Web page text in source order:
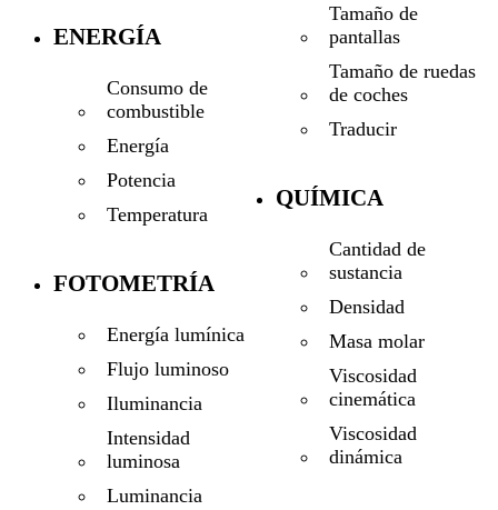
ENERGÍA
Consumo de
combustible
Energía
Potencia
Temperatura
FOTOMETRÍA
Energía lumínica
Flujo luminoso
Iluminancia
Intensidad
luminosa
Luminancia
Tamaño de
pantallas
Tamaño de ruedas
de coches
Traducir
QUÍMICA
Cantidad de
sustancia
Densidad
Masa molar
Viscosidad
cinemática
Viscosidad
dinámica